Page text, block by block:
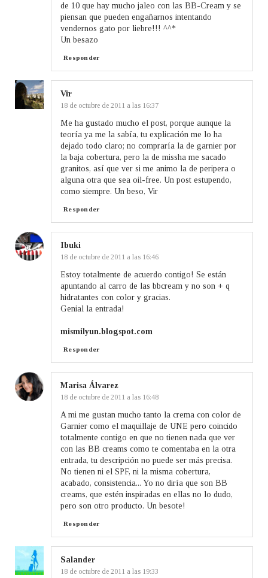
de 10 que hay mucho jaleo con las BB-Cream y se
piensan que pueden engañarnos intentando
vendernos gato por liebre!!! ^^*
Un besazo
Responder
Vir
18 de octubre de 2011 a las 16:37
Me ha gustado mucho el post, porque aunque la
teoría ya me la sabía, tu explicación me lo ha
dejado todo claro; no compraría la de garnier por
la baja cobertura, pero la de missha me sacado
granitos, así que ver si me animo la de peripera o
alguna otra que sea oil-free. Un post estupendo,
como siempre. Un beso, Vir
Responder
Ibuki
18 de octubre de 2011 a las 16:46
Estoy totalmente de acuerdo contigo! Se están
apuntando al carro de las bbcream y no son + q
hidratantes con color y gracias.
Genial la entrada!
mismilyun.blogspot.com
Responder
Marisa Álvarez
18 de octubre de 2011 a las 16:48
A mi me gustan mucho tanto la crema con color de
Garnier como el maquillaje de UNE pero coincido
totalmente contigo en que no tienen nada que ver
con las BB creams como te comentaba en la otra
entrada, tu descripción no puede ser más precisa.
No tienen ni el SPF, ni la misma cobertura,
acabado, consistencia... Yo no diría que son BB
creams, que estén inspiradas en ellas no lo dudo,
pero son otro producto. Un besote!
Responder
Salander
18 de octubre de 2011 a las 19:33